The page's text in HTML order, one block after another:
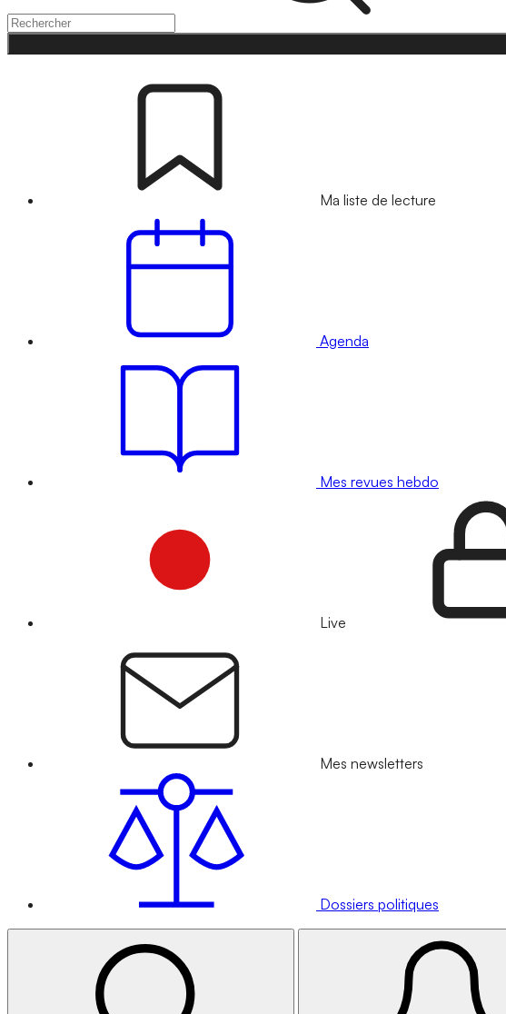
Ma liste de lecture
Agenda
Mes revues hebdo
Live
Mes newsletters
Dossiers politiques